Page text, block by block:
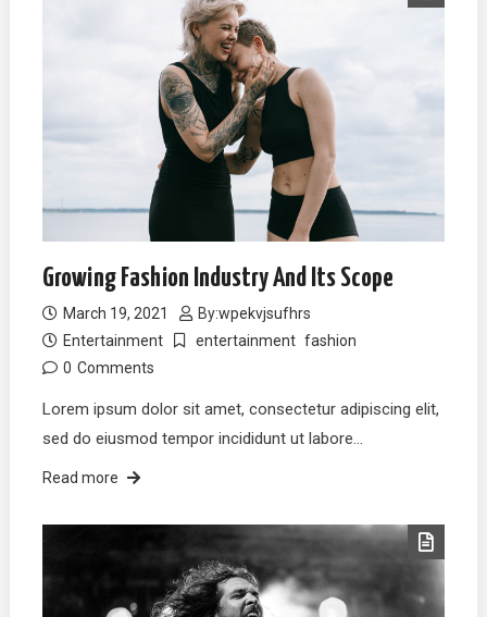
Growing Fashion Industry And Its Scope
March 19, 2021 By:wpekvjsufhrs
Entertainment
entertainment fashion
0 Comments
Lorem ipsum dolor sit amet, consectetur adipiscing elit,
sed do eiusmod tempor incididunt ut labore…
Read more